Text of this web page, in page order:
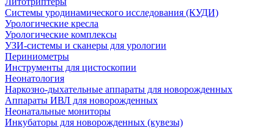
Системы уродинамического исследования (КУДИ)
Урологические кресла
Урологические комплексы
УЗИ-системы и сканеры для урологии
Периниометры
Инструменты для цистоскопии
Неонатология
Наркозно-дыхательные аппараты для новорожденных
Аппараты ИВЛ для новорожденных
Неонатальные мониторы
Инкубаторы для новорожденных (кувезы)